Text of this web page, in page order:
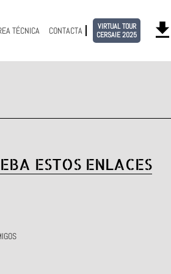
TÉCNICA CONTACTA
VIRTUAL TOUR
CERSAIE 2025
ESTOS ENLACES